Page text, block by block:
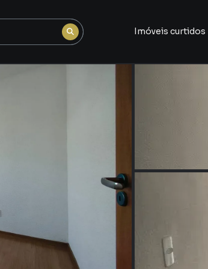
Imóveis curtidos